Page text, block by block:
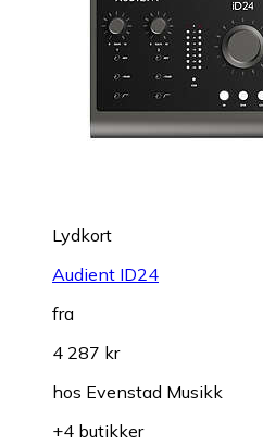
Lydkort
Audient ID24
fra
4 287 kr
hos Evenstad Musikk
+4 butikker